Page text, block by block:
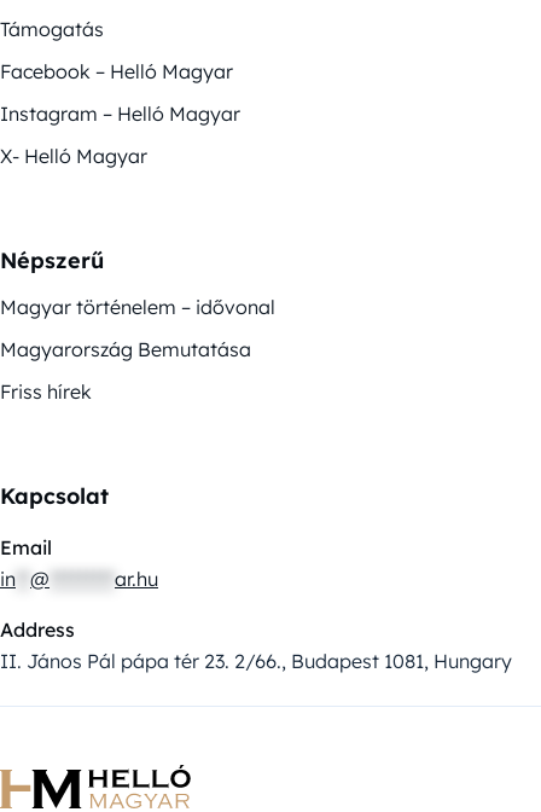
Támogatás
Facebook – Helló Magyar
Instagram – Helló Magyar
X- Helló Magyar
Népszerű
Magyar történelem – idővonal
Magyarország Bemutatása
Friss hírek
Kapcsolat
Email
in @ ar.hu
Address
II. János Pál pápa tér 23. 2/66., Budapest 1081, Hungary